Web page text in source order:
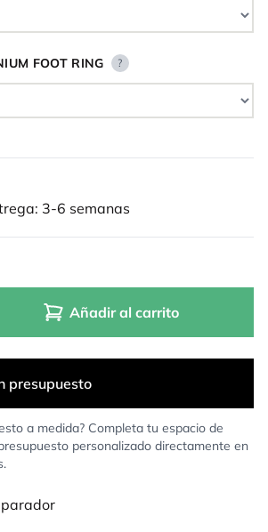
FOOT RING ?
3-6 semanas
Añadir al carrito
a medida? Completa tu espacio de
personalizado directamente en
presupuesto